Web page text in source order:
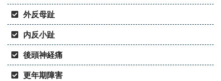
外反母趾
内反小趾
後頭神経痛
更年期障害